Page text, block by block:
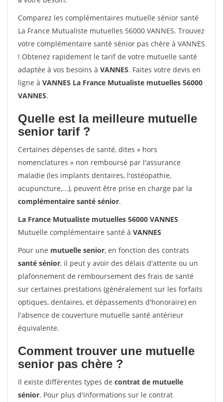
Comparez les complémentaires mutuelle sénior santé
La France Mutualiste mutuelles 56000 VANNES. Trouvez
votre complémentaire santé sénior pas chère à VANNES
! Obtenez rapidement le tarif de votre mutuelle santé
adaptée à vos besoins à VANNES. Faites votre devis en
ligne à VANNES La France Mutualiste mutuelles 56000
VANNES.
Quelle est la meilleure mutuelle
senior tarif ?
Certaines dépenses de santé, dites « hors
nomenclatures » non remboursé par l'assurance
maladie (les implants dentaires, l'ostéopathie,
acupuncture,...), peuvent être prise en charge par la
complémentaire santé sénior.
La France Mutualiste mutuelles 56000 VANNES
Mutuelle complémentaire santé à VANNES
Pour une mutuelle senior, en fonction des contrats
santé sénior, il peut y avoir des délais d'attente ou un
plafonnement de remboursement des frais de santé
sur certaines prestations (généralement sur les forfaits
optiques, dentaires, et dépassements d'honoraire) en
l'absence de couverture mutuelle santé antérieur
équivalente.
Comment trouver une mutuelle
senior pas chère ?
Il existe différentes types de contrat de mutuelle
sénior. Pour plus d'informations sur le contrat